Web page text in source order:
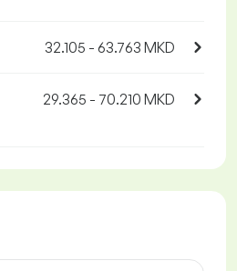
32.105 - 63.763 MKD
29.365 - 70.210 MKD